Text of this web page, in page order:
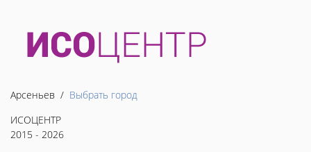
Арсеньев / Выбрать город
ИСОЦЕНТР
2015 - 2026